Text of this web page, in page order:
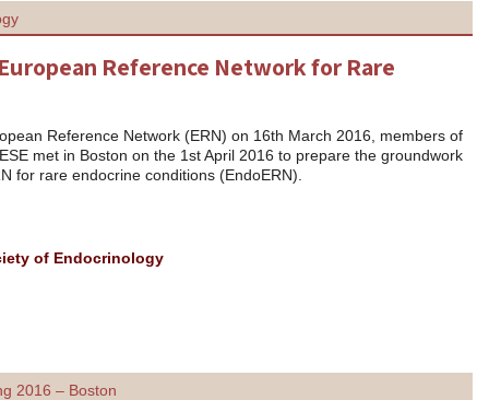
From the European Society of Endocrinology
Update on Application for a European
Following the launch of the call for the European Reference Network
the short-life ERN task force of ESPE and ESE met in Boston on the
for developing a joint application for an ERN for rare endocrine
Become a member of the European Society of Endocrinology
From the Endocrine Society annual meeting 2016 – Boston